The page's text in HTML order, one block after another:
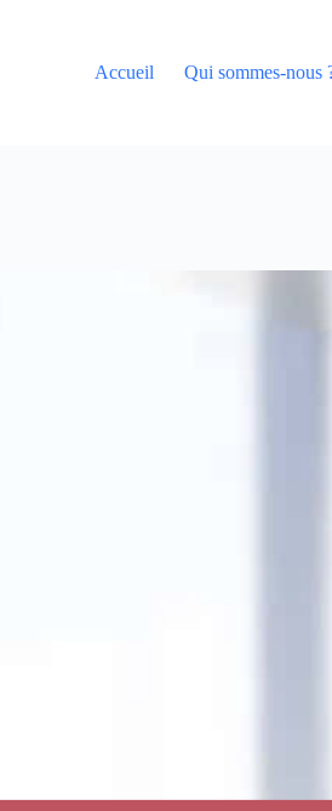
Accueil Qui sommes-nous